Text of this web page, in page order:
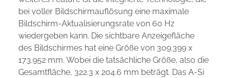
bei voller Bildschirmauflösung eine maximale
Bildschirm-Aktualisierungsrate von 60 Hz
wiedergeben kann. Die sichtbare Anzeigefläche
des Bildschirmes hat eine Größe von 309.399 x
173.952 mm. Wobei die tatsächliche Größe, also die
Gesamtfläche, 322.3 x 204.6 mm beträgt. Das A-Si